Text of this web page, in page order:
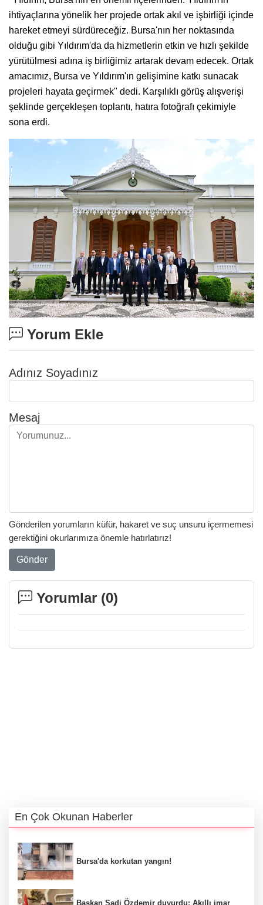
ihtiyaçlarına yönelik her projede ortak akıl ve işbirliği içinde
hareket etmeyi sürdüreceğiz. Bursa'nın her noktasında
olduğu gibi Yıldırım'da da hizmetlerin etkin ve hızlı şekilde
yürütülmesi adına iş birliğimiz artarak devam edecek. Ortak
amacımız, Bursa ve Yıldırım'ın gelişimine katkı sunacak
projeleri hayata geçirmek" dedi. Karşılıklı görüş alışverişi
şeklinde gerçekleşen toplantı, hatıra fotoğrafı çekimiyle
sona erdi.
Yorum Ekle
Adınız Soyadınız
Mesaj
Gönderilen yorumların küfür, hakaret ve suç unsuru içermemesi
gerektiğini okurlarımıza önemle hatırlatırız!
Gönder
Yorumlar (0)
En Çok Okunan Haberler
Bursa'da korkutan yangın!
Başkan Şadi Özdemir duyurdu: Akıllı imar